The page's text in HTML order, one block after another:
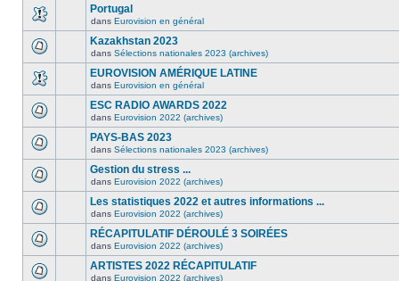
Portugal
dans Eurovision en général
Kazakhstan 2023
dans Sélections nationales 2023 (archives)
EUROVISION AMÉRIQUE LATINE
dans Eurovision en général
ESC RADIO AWARDS 2022
dans Eurovision 2022 (archives)
PAYS-BAS 2023
dans Sélections nationales 2023 (archives)
Gestion du stress ...
dans Eurovision 2022 (archives)
Les statistiques 2022 et autres informations ...
dans Eurovision 2022 (archives)
RÉCAPITULATIF DÉROULÉ 3 SOIRÉES
dans Eurovision 2022 (archives)
ARTISTES 2022 RÉCAPITULATIF
dans Eurovision 2022 (archives)